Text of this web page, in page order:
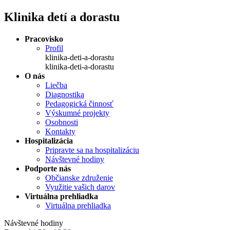
Klinika detí a dorastu
Pracovisko
Profil
klinika-deti-a-dorastu
klinika-deti-a-dorastu
O nás
Liečba
Diagnostika
Pedagogická činnosť
Výskumné projekty
Osobnosti
Kontakty
Hospitalizácia
Pripravte sa na hospitalizáciu
Návštevné hodiny
Podporte nás
Občianske združenie
Využitie vašich darov
Virtuálna prehliadka
Virtuálna prehliadka
Návštevné hodiny